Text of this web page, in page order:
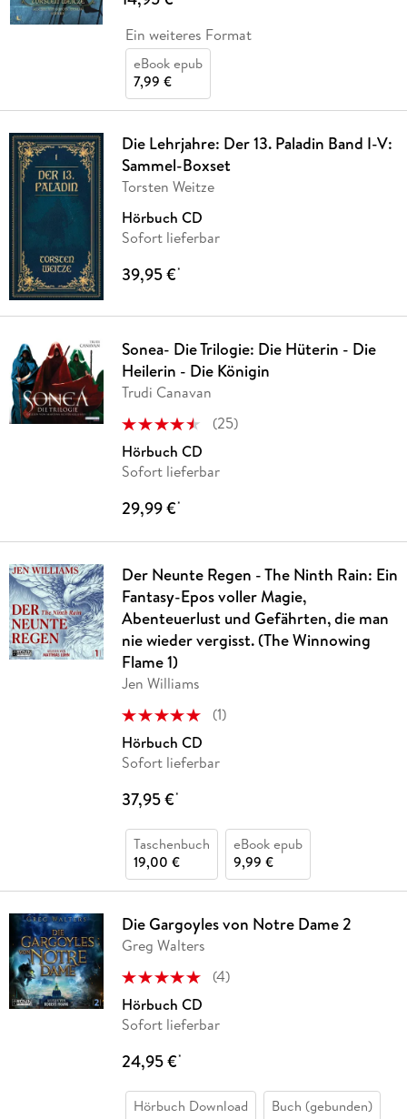
Ein weiteres Format
eBook epub
7,99 €
Die Lehrjahre: Der 13. Paladin Band I-V:
Sammel-Boxset
Torsten Weitze
Hörbuch CD
Sofort lieferbar
39,95 €*
Sonea- Die Trilogie: Die Hüterin - Die
Heilerin - Die Königin
Trudi Canavan
(25)
Hörbuch CD
Sofort lieferbar
29,99 €*
Der Neunte Regen - The Ninth Rain: Ein
Fantasy-Epos voller Magie,
Abenteuerlust und Gefährten, die man
nie wieder vergisst. (The Winnowing
Flame 1)
Jen Williams
(1)
Hörbuch CD
Sofort lieferbar
37,95 €*
Taschenbuch
19,00 €
eBook epub
9,99 €
Die Gargoyles von Notre Dame 2
Greg Walters
(4)
Hörbuch CD
Sofort lieferbar
24,95 €*
Hörbuch Download
Buch (gebunden)